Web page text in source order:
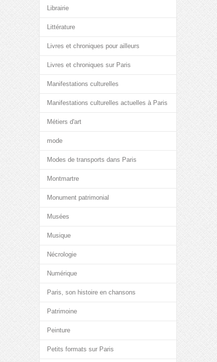
Librairie
Littérature
Livres et chroniques pour ailleurs
Livres et chroniques sur Paris
Manifestations culturelles
Manifestations culturelles actuelles à Paris
Métiers d'art
mode
Modes de transports dans Paris
Montmartre
Monument patrimonial
Musées
Musique
Nécrologie
Numérique
Paris, son histoire en chansons
Patrimoine
Peinture
Petits formats sur Paris